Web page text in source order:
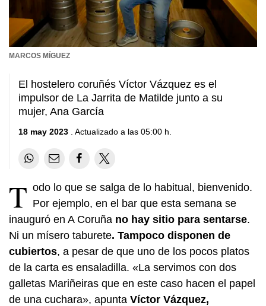
MARCOS MÍGUEZ
El hostelero coruñés Víctor Vázquez es el
impulsor de La Jarrita de Matilde junto a su
mujer, Ana García
18 may 2023 . Actualizado a las 05:00 h.
T odo lo que se salga de lo habitual, bienvenido.
Por ejemplo, en el bar que esta semana se
inauguró en A Coruña no hay sitio para sentarse.
Ni un mísero taburete. Tampoco disponen de
cubiertos, a pesar de que uno de los pocos platos
de la carta es ensaladilla. «La servimos con dos
galletas Mariñeiras que en este caso hacen el papel
de una cuchara», apunta Víctor Vázquez,